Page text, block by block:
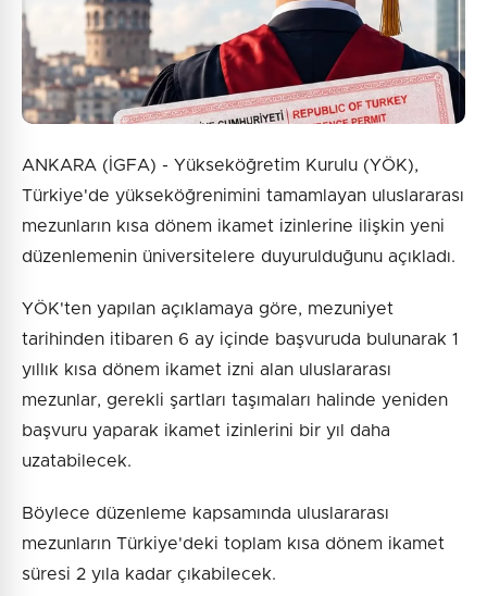
ANKARA (İGFA) - Yükseköğretim Kurulu (YÖK),
Türkiye'de yükseköğrenimini tamamlayan uluslararası
mezunların kısa dönem ikamet izinlerine ilişkin yeni
düzenlemenin üniversitelere duyurulduğunu açıkladı.
YÖK'ten yapılan açıklamaya göre, mezuniyet
tarihinden itibaren 6 ay içinde başvuruda bulunarak 1
yıllık kısa dönem ikamet izni alan uluslararası
mezunlar, gerekli şartları taşımaları halinde yeniden
başvuru yaparak ikamet izinlerini bir yıl daha
uzatabilecek.
Böylece düzenleme kapsamında uluslararası
mezunların Türkiye'deki toplam kısa dönem ikamet
süresi 2 yıla kadar çıkabilecek.